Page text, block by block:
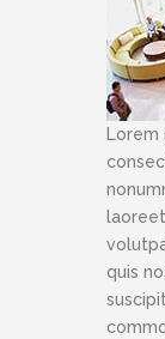
Lorem
quis